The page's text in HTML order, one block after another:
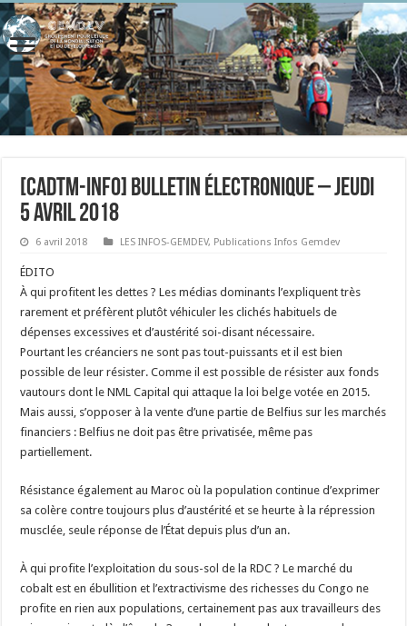
[CADTM-INFO] BULLETIN ÉLECTRONIQUE – Jeudi
5 avril 2018
6 avril 2018 LES INFOS-GEMDEV, Publications Infos Gemdev
ÉDITO
À qui profitent les dettes ? Les médias dominants l’expliquent très
rarement et préfèrent plutôt véhiculer les clichés habituels de
dépenses excessives et d’austérité soi-disant nécessaire.
Pourtant les créanciers ne sont pas tout-puissants et il est bien
possible de leur résister. Comme il est possible de résister aux fonds
vautours dont le NML Capital qui attaque la loi belge votée en 2015.
Mais aussi, s’opposer à la vente d’une partie de Belfius sur les marchés
financiers : Belfius ne doit pas être privatisée, même pas
partiellement.
Résistance également au Maroc où la population continue d’exprimer
sa colère contre toujours plus d’austérité et se heurte à la répression
musclée, seule réponse de l’État depuis plus d’un an.
À qui profite l’exploitation du sous-sol de la RDC ? Le marché du
cobalt est en ébullition et l’extractivisme des richesses du Congo ne
profite en rien aux populations, certainement pas aux travailleurs des